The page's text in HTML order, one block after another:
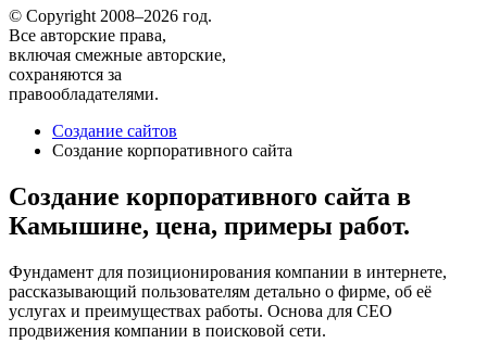
© Copyright 2008–2026 год.
Все авторские права,
включая смежные авторские,
сохраняются за
правообладателями.
Создание сайтов
Создание корпоративного сайта
Создание корпоративного сайта в
Камышине, цена, примеры работ.
Фундамент для позиционирования компании в интернете,
рассказывающий пользователям детально о фирме, об её
услугах и преимуществах работы. Основа для СЕО
продвижения компании в поисковой сети.